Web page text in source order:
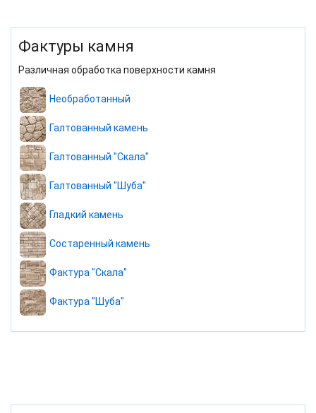
Фактуры камня
Различная обработка поверхности камня
Необработанный
Галтованный камень
Галтованный "Скала"
Галтованный "Шуба"
Гладкий камень
Состаренный камень
Фактура "Скала"
Фактура "Шуба"